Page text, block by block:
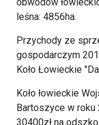
leśna: 4856ha.
Przychody ze
gospodarczym
Koło Łowieckie
Koło łowieckie
Bartoszyce w roku
30400zł na